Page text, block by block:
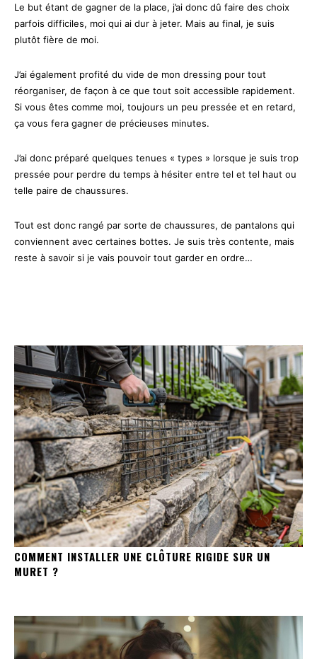
Le but étant de gagner de la place, j’ai donc dû faire des choix
parfois difficiles, moi qui ai dur à jeter. Mais au final, je suis
plutôt fière de moi.
J’ai également profité du vide de mon dressing pour tout
réorganiser, de façon à ce que tout soit accessible rapidement.
Si vous êtes comme moi, toujours un peu pressée et en retard,
ça vous fera gagner de précieuses minutes.
J’ai donc préparé quelques tenues « types » lorsque je suis trop
pressée pour perdre du temps à hésiter entre tel et tel haut ou
telle paire de chaussures.
Tout est donc rangé par sorte de chaussures, de pantalons qui
conviennent avec certaines bottes. Je suis très contente, mais
reste à savoir si je vais pouvoir tout garder en ordre…
COMMENT INSTALLER UNE CLÔTURE RIGIDE SUR UN
MURET ?